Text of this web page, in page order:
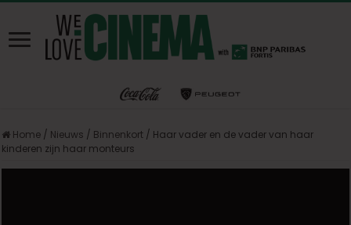
Home / Nieuws / Binnenkort / Haar vader en de vader van haar
kinderen zijn haar monteurs